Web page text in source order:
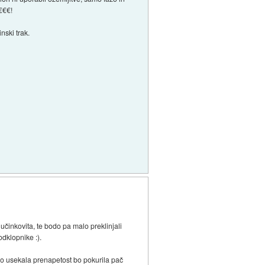
trak.
te bodo pa malo preklinjali
:).
usekala prenapetost bo pokurila pač